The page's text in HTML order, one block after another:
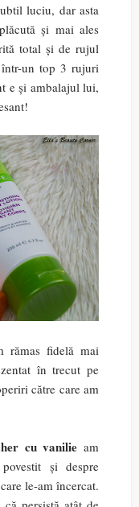
luciu, dar asta
și mai ales
total și de rujul
un top 3 rujuri
e și ambalajul lui,
rămas fidelă mai
în trecut pe
către care am
cu vanilie am
și despre
le-am încercat.